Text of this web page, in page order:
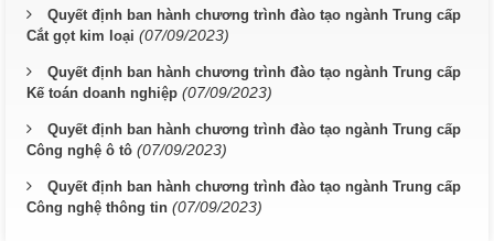
Quyết định ban hành chương trình đào tạo ngành Trung cấp
Cắt gọt kim loại (07/09/2023)
Quyết định ban hành chương trình đào tạo ngành Trung cấp
Kế toán doanh nghiệp (07/09/2023)
Quyết định ban hành chương trình đào tạo ngành Trung cấp
Công nghệ ô tô (07/09/2023)
Quyết định ban hành chương trình đào tạo ngành Trung cấp
Công nghệ thông tin (07/09/2023)